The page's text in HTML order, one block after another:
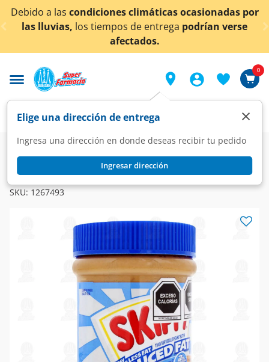
< div class="carousel-inner">
ocasionadas por
podrían verse
¡Ahora también en
conocer
Elige una dirección de entrega
Ingresa una dirección en donde deseas recibir tu pedido
Ingresar dirección
×
0
Super Alimentos Despensa Miel y Mermeladas
Crema de Cacahuate Skippy con Trozos, 462 gr.
SKU: 1267493